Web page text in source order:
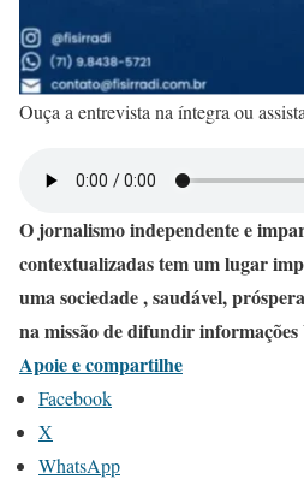
Ouça a entrevista na íntegra ou
O jornalismo independente e
contextualizadas tem um lugar
uma sociedade , saudável,
na missão de difundir informações
Apoie e compartilhe
Facebook
X
WhatsApp